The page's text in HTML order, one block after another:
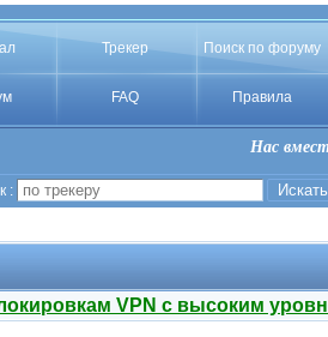
Трекер Поиск по форуму
FAQ Правила
Нас
:
VPN с высоким